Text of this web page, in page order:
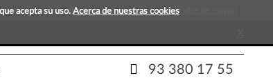
acepta su uso. Acerca de nuestras cookies
tu visita! Preguntas frecuentes Métodos de envío
93 380 17 55